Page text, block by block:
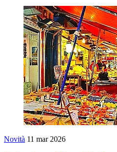
Novità 11 mar 2026